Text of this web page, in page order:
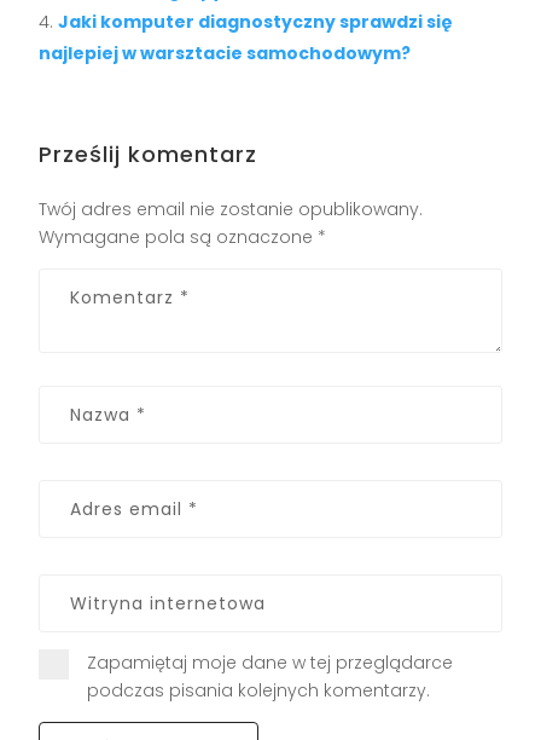
Jaki komputer diagnostyczny sprawdzi się
najlepiej w warsztacie samochodowym?
Prześlij komentarz
Twój adres email nie zostanie opublikowany.
Wymagane pola są oznaczone *
Zapamiętaj moje dane w tej przeglądarce
podczas pisania kolejnych komentarzy.